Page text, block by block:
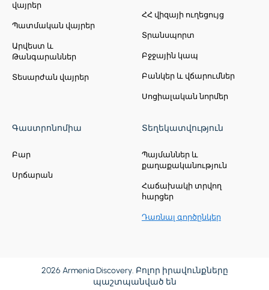
վայրեր
Պատմական վայրեր
Արվեստ և
Թանգարաններ
Տեսարժան վայրեր
ՀՀ վիզայի ուղեցույց
Տրանսպորտ
Բջջային կապ
Բանկեր և վճարումներ
Սոցիալական նորմեր
Գաստրոնոմիա
Բար
Սրճարան
Տեղեկատվություն
Պայմաններ և
քաղաքականություն
Հաճախակի տրվող
հարցեր
Դառնալ գործընկեր
2026 Armenia Discovery. Բոլոր իրավունքները
պաշտպանված են